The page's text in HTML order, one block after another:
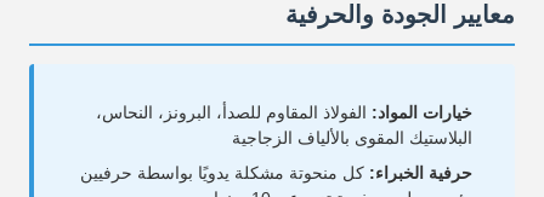
معايير الجودة والحرفية
خيارات المواد: الفولاذ المقاوم للصدأ، البرونز، النحاس،
البلاستيك المقوى بالألياف الزجاجية
حرفية الخبراء: كل منحوتة مشكلة يدويًا بواسطة حرفيين